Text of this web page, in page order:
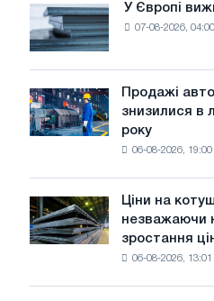
трамвайних
колій
Москви
і
Ярославля
Європі
виживуть
тільки
ЕДП:
PwC
У Європі
07-08-2026, 04:00
Продажі
автомобілів
в
липні
з
максимуму
року
Продажі
знизилися в
року
06-08-2026, 19:00
Ціни
на
котушку
Ціни на
незважаючи
зростання
06-08-2026, 13:01